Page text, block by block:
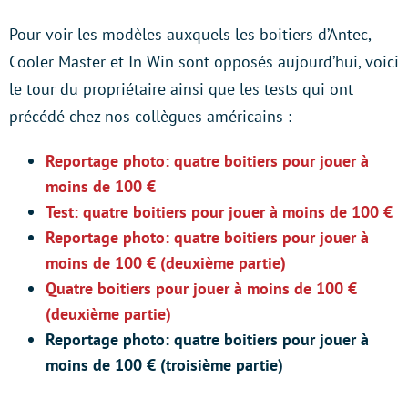
Pour voir les modèles auxquels les boitiers d’Antec,
Cooler Master et In Win sont opposés aujourd’hui, voici
le tour du propriétaire ainsi que les tests qui ont
précédé chez nos collègues américains :
Reportage photo: quatre boitiers pour jouer à
moins de 100 €
Test: quatre boitiers pour jouer à moins de 100 €
Reportage photo: quatre boitiers pour jouer à
moins de 100 € (deuxième partie)
Quatre boitiers pour jouer à moins de 100 €
(deuxième partie)
Reportage photo: quatre boitiers pour jouer à
moins de 100 € (troisième partie)